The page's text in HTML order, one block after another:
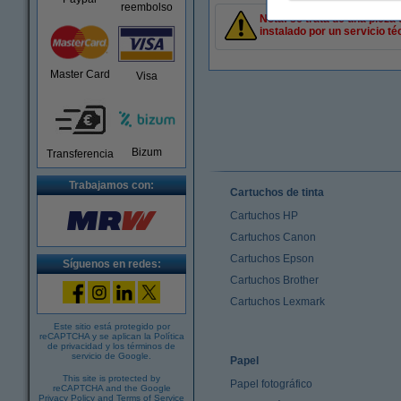
reembolso
Master Card Visa
Transferencia Bizum
Trabajamos con:
Síguenos en redes:
Este sitio está protegido por
reCAPTCHA y se aplican la Política
de privacidad y los términos de
servicio de Google
This site is protected by
reCAPTCHA and the Google
Privacy Policy and Terms of Service
Nota: se trata de una
instalado por un servicio
Cartuchos de tinta
Cartuchos HP
Cartuchos Canon
Cartuchos Epson
Cartuchos Brother
Cartuchos Lexmark
Papel
Papel fotográfico